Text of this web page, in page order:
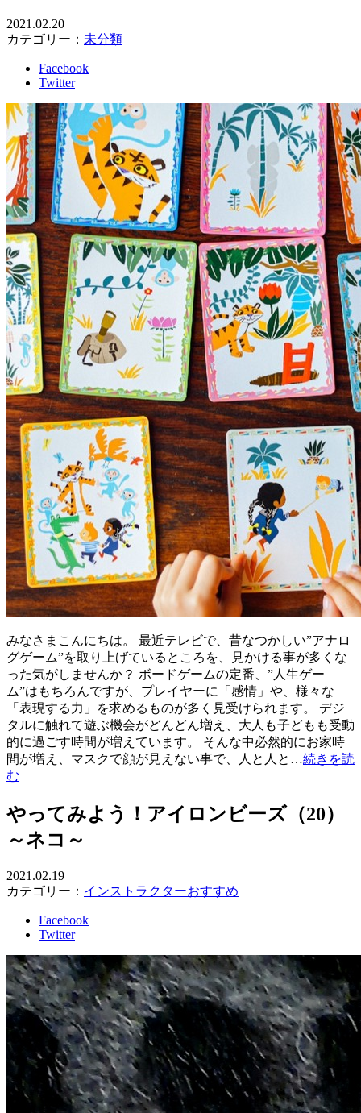
2021.02.20
カテゴリー： 未分類
Facebook
Twitter
みなさまこんにちは。 最近テレビで、昔なつかしい”アナロ
グゲーム”を取り上げているところを、見かける事が多くな
った気がしませんか？ ボードゲームの定番、”人生ゲー
ム”はもちろんですが、プレイヤーに「感情」や、様々な
「表現する力」を求めるものが多く見受けられます。 デジ
タルに触れて遊ぶ機会がどんどん増え、大人も子どもも受動
的に過ごす時間が増えています。 そんな中必然的にお家時
間が増え、マスクで顔が見えない事で、人と人と…続きを読
む
やってみよう！アイロンビーズ（20）
～ネコ～
2021.02.19
カテゴリー： インストラクターおすすめ
Facebook
Twitter